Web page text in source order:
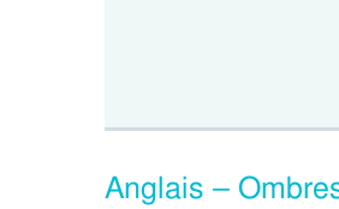
Anglais –